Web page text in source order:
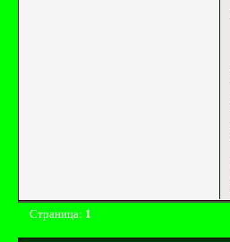
Страница: 1